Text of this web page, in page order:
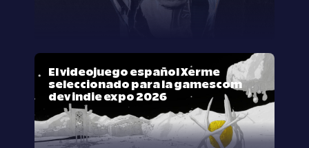
El videojuego español Xerme
seleccionado para la gamescom
dev indie expo 2026